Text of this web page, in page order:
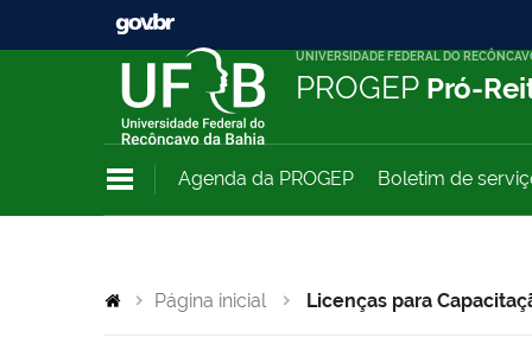
UNIVERSIDADE FEDERAL DO
PROGEP Pró-
Agenda da PROGEP Boletim de
Página inicial Licenças para